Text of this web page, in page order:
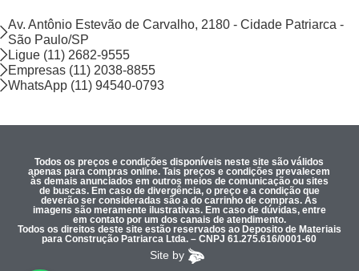
Av. Antônio Estevão de Carvalho, 2180 - Cidade Patriarca -
São Paulo/SP
Ligue (11) 2682-9555
Empresas (11) 2038-8855
WhatsApp (11) 94540-0793
Todos os preços e condições disponíveis neste site são válidos
apenas para compras online. Tais preços e condições prevalecem
às demais anunciados em outros meios de comunicação ou sites
de buscas. Em caso de divergência, o preço e a condição que
deverão ser consideradas são a do carrinho de compras. As
imagens são meramente ilustrativas. Em caso de dúvidas, entre
em contato por um dos canais de atendimento.
Todos os direitos deste site estão reservados ao Deposito de Materiais
para Construção Patriarca Ltda. – CNPJ 61.275.616/0001-60
Site by